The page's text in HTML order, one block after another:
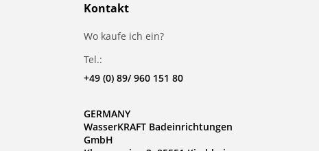
Kontakt
Wo kaufe ich ein?
Tel.:
+49 (0) 89/ 960 151 80
GERMANY
WasserKRAFT Badeinrichtungen
GmbH